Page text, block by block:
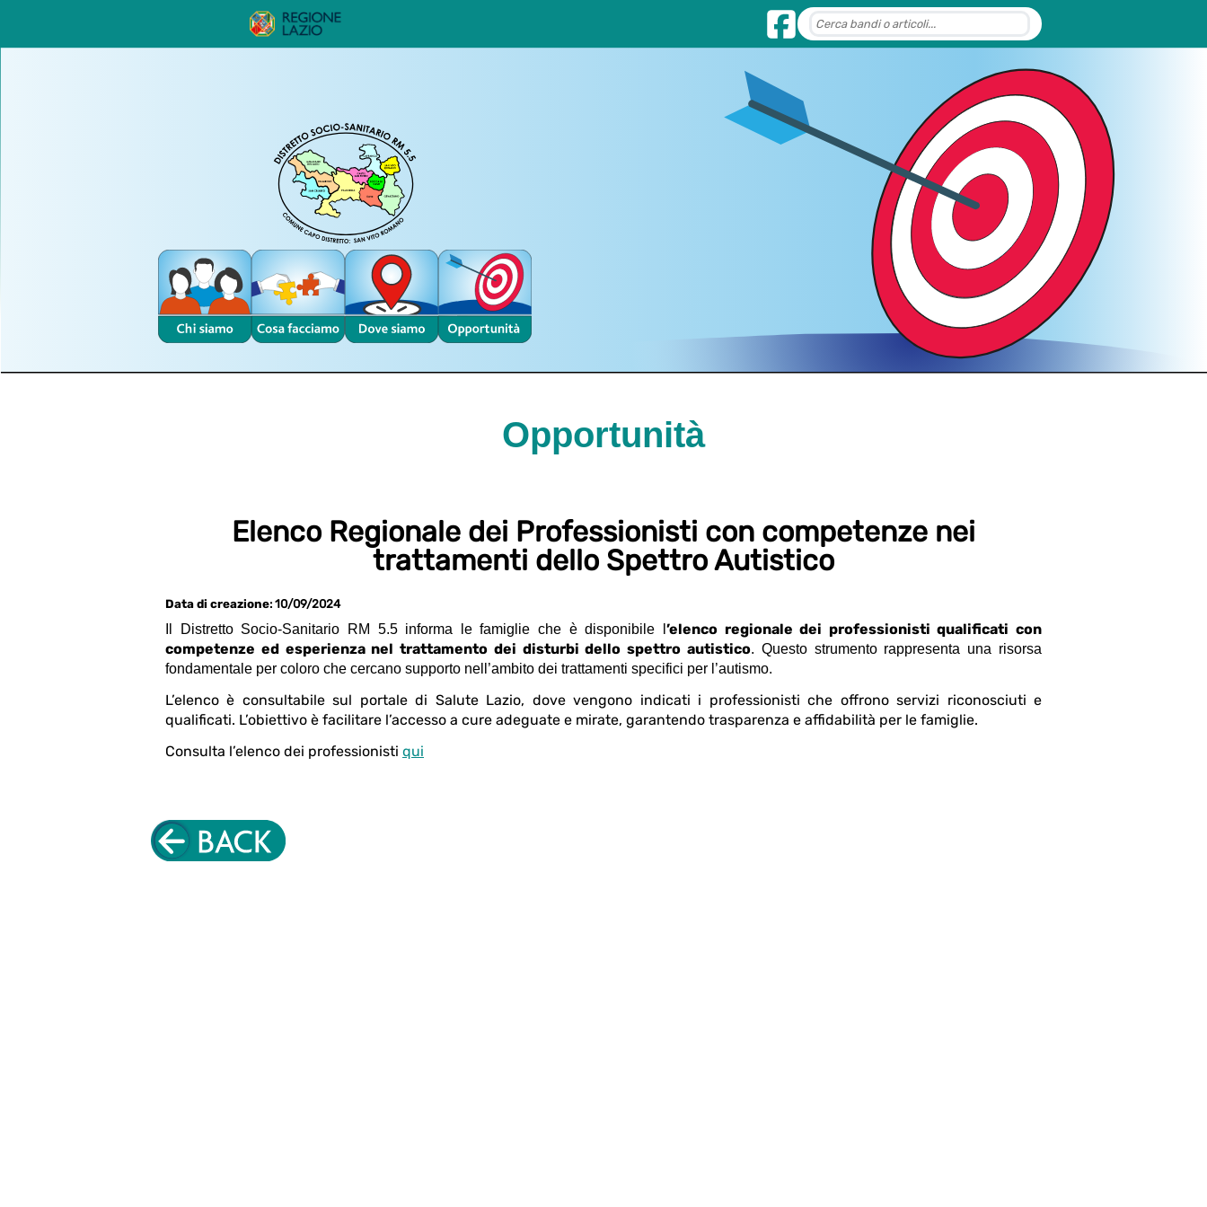
Opportunità
Elenco Regionale dei Professionisti con competenze nei
trattamenti dello Spettro Autistico
Data di creazione: 10/09/2024
Il Distretto Socio-Sanitario RM 5.5 informa le famiglie che è disponibile l ’elenco regionale dei professionisti qualificati con
competenze ed esperienza nel trattamento dei disturbi dello spettro autistico. Questo strumento rappresenta una risorsa
fondamentale per coloro che cercano supporto nell’ambito dei trattamenti specifici per l’autismo.
L’elenco è consultabile sul portale di Salute Lazio, dove vengono indicati i professionisti che offrono servizi riconosciuti e
qualificati. L’obiettivo è facilitare l’accesso a cure adeguate e mirate, garantendo trasparenza e affidabilità per le famiglie.
Consulta l’elenco dei professionisti qui